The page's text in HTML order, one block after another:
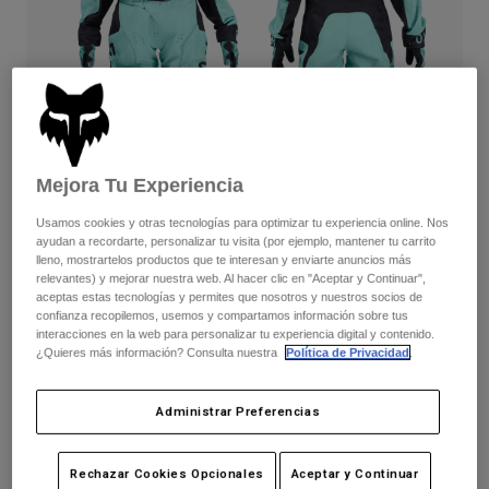
Pantalones largos
Pantalones cortos
Protecciones
Gafas de protección
Accesorios
Recambios
Pantalones
Guantes
Chaquetas
Protecciones
Gafas de protección
Calcetines
Mochilas y accesorios
Recambios
Camisas
Ver todo
Mujer
Sudaderas
Chaquetas
Pantalones
Camisas
Niños
Protecciones
Gafas de Protección
Calcetines
Ver todo
Cascos
Camisetas
Pantalones
Botas
Protecciones
Guantes
Gafas de Protección
180 Kairos — Turquoise
Completa el setcon la colección lifestyle.
Disponible en 2 colores:
Mejora Tu Experiencia
Usamos cookies y otras tecnologías para optimizar tu experiencia online. Nos
ayudan a recordarte, personalizar tu visita (por ejemplo, mantener tu carrito
lleno, mostrartelos productos que te interesan y enviarte anuncios más
relevantes) y mejorar nuestra web. Al hacer clic en "Aceptar y Continuar",
aceptas estas tecnologías y permites que nosotros y nuestros socios de
confianza recopilemos, usemos y compartamos información sobre tus
interacciones en la web para personalizar tu experiencia digital y contenido.
¿Quieres más información? Consulta nuestra
Política de Privacidad
Administrar Preferencias
Rechazar Cookies Opcionales Aceptar y Continuar